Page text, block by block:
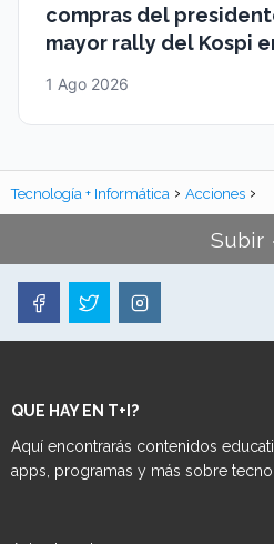
compras del
mayor rally del Kospi
1 Ago 2026
Tecnología + Informática Acciones
Subir
QUE HAY EN T+I?
Aquí encontrarás contenidos
apps, programas y más sobre